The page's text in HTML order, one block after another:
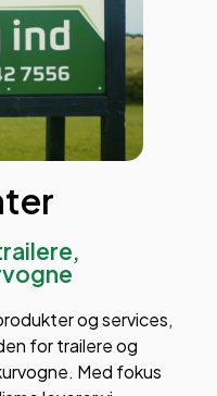
og services,
for trailere og
Med fokus